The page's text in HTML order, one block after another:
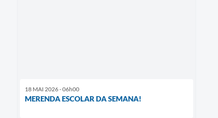
18 MAI 2026 - 06h00
MERENDA ESCOLAR DA SEMANA!